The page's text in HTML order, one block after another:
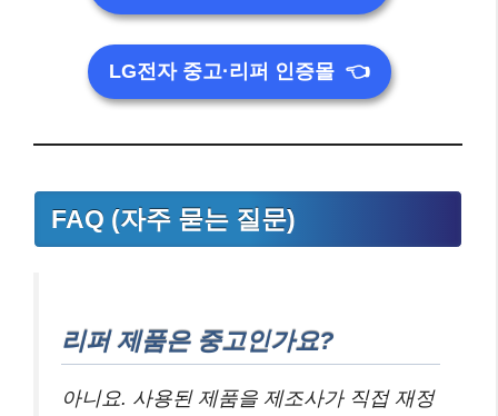
LG전자 중고·리퍼 인증몰👈
FAQ (자주 묻는 질문)
리퍼 제품은 중고인가요?
아니요. 사용된 제품을 제조사가 직접 재정